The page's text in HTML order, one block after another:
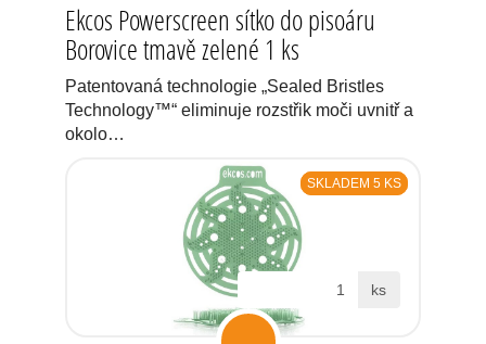
Ekcos Powerscreen sítko do pisoáru
Borovice tmavě zelené 1 ks
Patentovaná technologie „Sealed Bristles
Technology™“ eliminuje rozstřik moči uvnitř a
okolo…
SKLADEM 5 KS
ks